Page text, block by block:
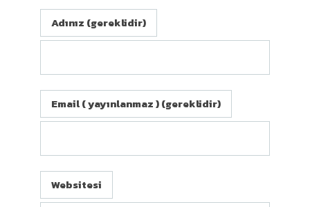
Adınız (gereklidir)
Email ( yayınlanmaz ) (gereklidir)
Websitesi